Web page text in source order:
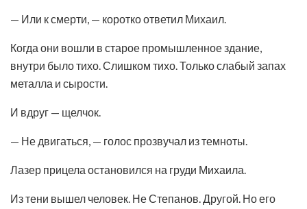
— Или к смерти, — коротко ответил Михаил.
Когда они вошли в старое промышленное здание,
внутри было тихо. Слишком тихо. Только слабый запах
металла и сырости.
И вдруг — щелчок.
— Не двигаться, — голос прозвучал из темноты.
Лазер прицела остановился на груди Михаила.
Из тени вышел человек. Не Степанов. Другой. Но его